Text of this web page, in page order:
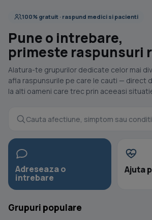
100% gratuit · raspund medici si pacienti
Pune o intrebare,
primeste raspunsuri
Alatura-te grupurilor dedicate celor mai
afla raspunsurile pe care le cauti — direct
la alti oameni care trec prin aceeasi
Adreseaza o
intrebare
Ajuta
Grupuri populare